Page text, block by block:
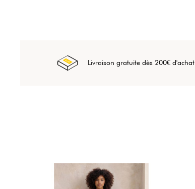
Livraison gratuite dès 200€ d'achat